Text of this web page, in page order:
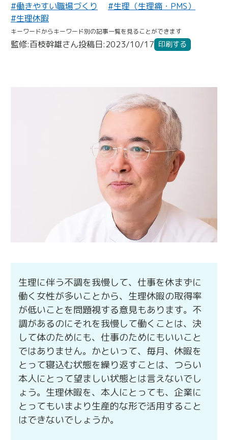
#働きやすい職場づくり
#生理（生理痛・PMS）
#生理休暇
キーワードからキーワード別の記事一覧を見ることができます
監修:百枝幹雄さん投稿日:2023/10/17 印刷する
生理に伴う不調を我慢して、仕事を休まずに
働く女性が多いことから、生理休暇の取得率
が低いことを問題視する意見もあります。不
調があるのにそれを我慢して働くことは、決
して体のためにも、仕事のためにもいいこと
ではありません。かといって、毎月、休暇を
とって寝込む状態を繰り返すことは、つらい
本人にとって望ましい状態とは言えないでし
ょう。生理休暇を、本人にとっても、企業に
とってもいまより生産的な形で活用すること
はできないでしょうか。